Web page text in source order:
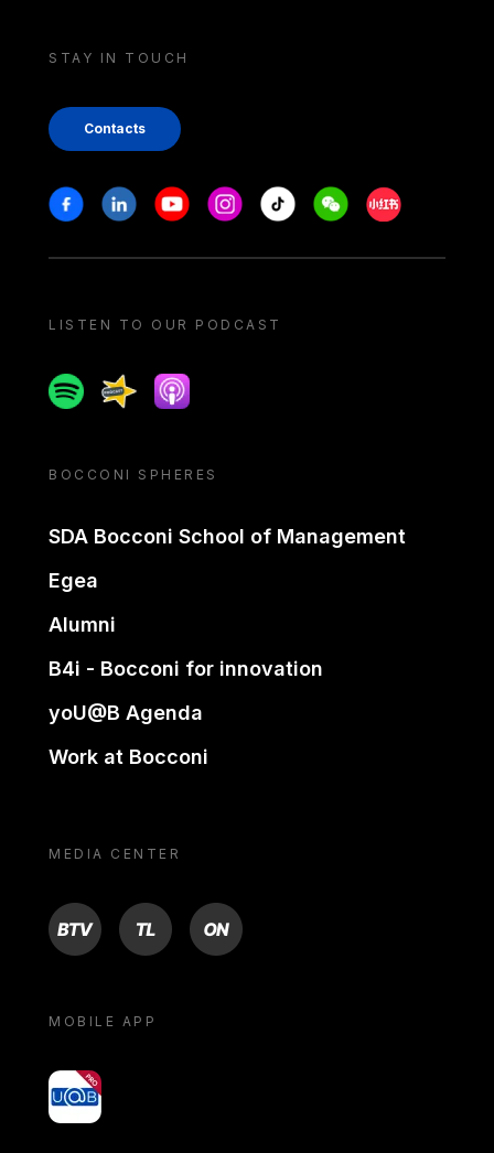
STAY IN TOUCH
Contacts
Stay in touch
FacebookLinkedinYoutubeInstagram
Tiktok WeechatXiaohongshu/
LISTEN TO OUR PODCAST
SpotifySpreakerApple podcast
BOCCONI SPHERES
SDA Bocconi School of Management
Egea
Alumni
B4i - Bocconi for innovation
yoU@B Agenda
Work at Bocconi
MEDIA CENTER
BTV TL ON
MOBILE APP
yoU@B